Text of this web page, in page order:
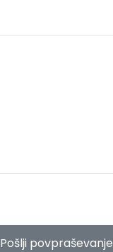
Pošlji povpraševanje